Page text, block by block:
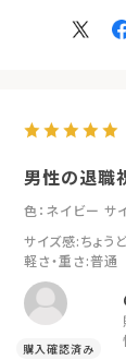
男性の退職
色：ネイビー サ
サイズ感:ちょう
軽さ・重さ:普通